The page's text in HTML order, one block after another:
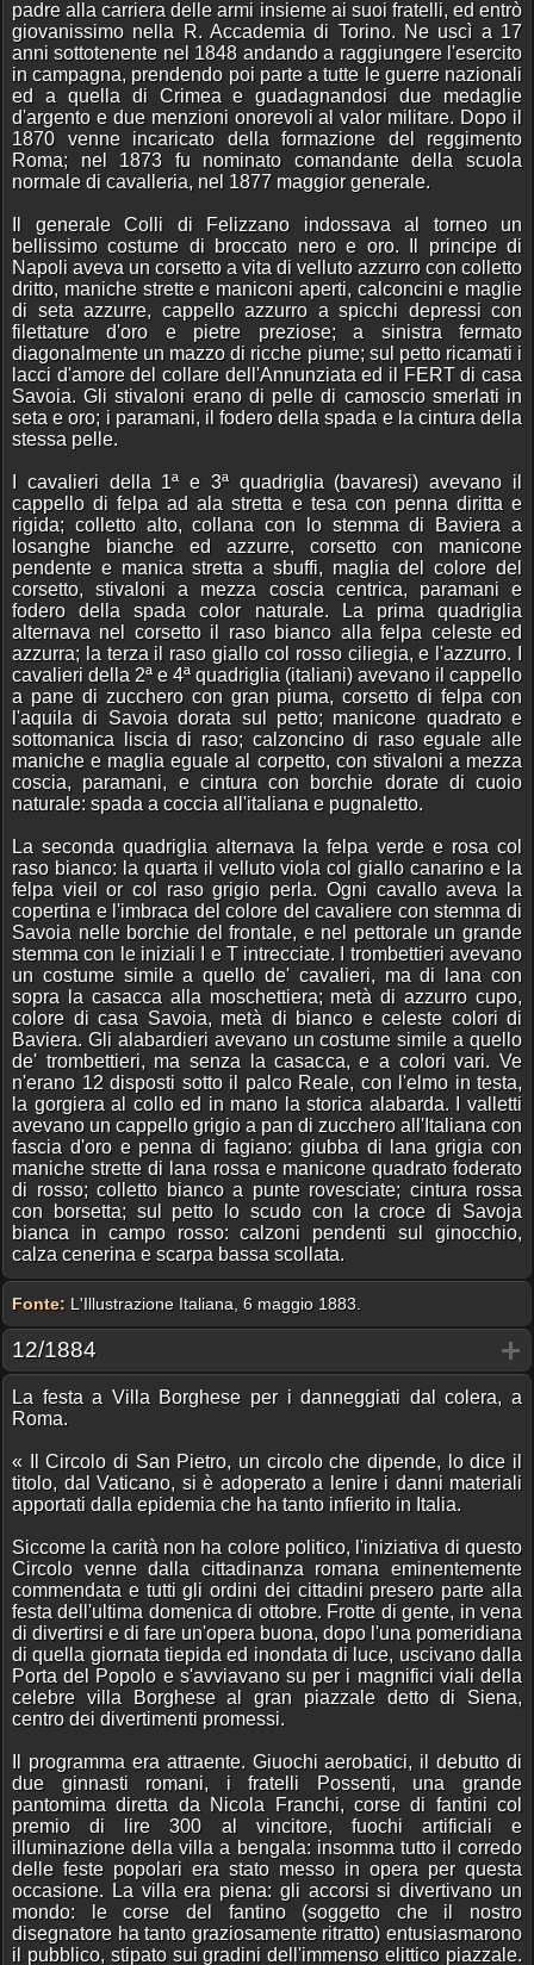
padre alla carriera delle armi insieme ai suoi fratelli, ed entrò
giovanissimo nella R. Accademia di Torino. Ne uscì a 17
anni sottotenente nel 1848 andando a raggiungere l'esercito
in campagna, prendendo poi parte a tutte le guerre nazionali
ed a quella di Crimea e guadagnandosi due medaglie
d'argento e due menzioni onorevoli al valor militare. Dopo il
1870 venne incaricato della formazione del reggimento
Roma; nel 1873 fu nominato comandante della scuola
normale di cavalleria, nel 1877 maggior generale.
Il generale Colli di Felizzano indossava al torneo un
bellissimo costume di broccato nero e oro. Il principe di
Napoli aveva un corsetto a vita di velluto azzurro con colletto
dritto, maniche strette e maniconi aperti, calconcini e maglie
di seta azzurre, cappello azzurro a spicchi depressi con
filettature d'oro e pietre preziose; a sinistra fermato
diagonalmente un mazzo di ricche piume; sul petto ricamati i
lacci d'amore del collare dell'Annunziata ed il FERT di casa
Savoia. Gli stivaloni erano di pelle di camoscio smerlati in
seta e oro; i paramani, il fodero della spada e la cintura della
stessa pelle.
I cavalieri della 1ª e 3ª quadriglia (bavaresi) avevano il
cappello di felpa ad ala stretta e tesa con penna diritta e
rigida; colletto alto, collana con lo stemma di Baviera a
losanghe bianche ed azzurre, corsetto con manicone
pendente e manica stretta a sbuffi, maglia del colore del
corsetto, stivaloni a mezza coscia centrica, paramani e
fodero della spada color naturale. La prima quadriglia
alternava nel corsetto il raso bianco alla felpa celeste ed
azzurra; la terza il raso giallo col rosso ciliegia, e l'azzurro. I
cavalieri della 2ª e 4ª quadriglia (italiani) avevano il cappello
a pane di zucchero con gran piuma, corsetto di felpa con
l'aquila di Savoia dorata sul petto; manicone quadrato e
sottomanica liscia di raso; calzoncino di raso eguale alle
maniche e maglia eguale al corpetto, con stivaloni a mezza
coscia, paramani, e cintura con borchie dorate di cuoio
naturale: spada a coccia all'italiana e pugnaletto.
La seconda quadriglia alternava la felpa verde e rosa col
raso bianco: la quarta il velluto viola col giallo canarino e la
felpa vieil or col raso grigio perla. Ogni cavallo aveva la
copertina e l'imbraca del colore del cavaliere con stemma di
Savoia nelle borchie del frontale, e nel pettorale un grande
stemma con le iniziali I e T intrecciate. I trombettieri avevano
un costume simile a quello de' cavalieri, ma di lana con
sopra la casacca alla moschettiera; metà di azzurro cupo,
colore di casa Savoia, metà di bianco e celeste colori di
Baviera. Gli alabardieri avevano un costume simile a quello
de' trombettieri, ma senza la casacca, e a colori vari. Ve
n'erano 12 disposti sotto il palco Reale, con l'elmo in testa,
la gorgiera al collo ed in mano la storica alabarda. I valletti
avevano un cappello grigio a pan di zucchero all'Italiana con
fascia d'oro e penna di fagiano: giubba di lana grigia con
maniche strette di lana rossa e manicone quadrato foderato
di rosso; colletto bianco a punte rovesciate; cintura rossa
con borsetta; sul petto lo scudo con la croce di Savoja
bianca in campo rosso: calzoni pendenti sul ginocchio,
calza cenerina e scarpa bassa scollata.
Fonte: L'Illustrazione Italiana, 6 maggio 1883.
12/1884
La festa a Villa Borghese per i danneggiati dal colera, a
Roma.
« Il Circolo di San Pietro, un circolo che dipende, lo dice il
titolo, dal Vaticano, si è adoperato a lenire i danni materiali
apportati dalla epidemia che ha tanto infierito in Italia.
Siccome la carità non ha colore politico, l'iniziativa di questo
Circolo venne dalla cittadinanza romana eminentemente
commendata e tutti gli ordini dei cittadini presero parte alla
festa dell'ultima domenica di ottobre. Frotte di gente, in vena
di divertirsi e di fare un'opera buona, dopo l'una pomeridiana
di quella giornata tiepida ed inondata di luce, uscivano dalla
Porta del Popolo e s'avviavano su per i magnifici viali della
celebre villa Borghese al gran piazzale detto di Siena,
centro dei divertimenti promessi.
Il programma era attraente. Giuochi aerobatici, il debutto di
due ginnasti romani, i fratelli Possenti, una grande
pantomima diretta da Nicola Franchi, corse di fantini col
premio di lire 300 al vincitore, fuochi artificiali e
illuminazione della villa a bengala: insomma tutto il corredo
delle feste popolari era stato messo in opera per questa
occasione. La villa era piena: gli accorsi si divertivano un
mondo: le corse del fantino (soggetto che il nostro
disegnatore ha tanto graziosamente ritratto) entusiasmarono
il pubblico, stipato sui gradini dell'immenso elittico piazzale.